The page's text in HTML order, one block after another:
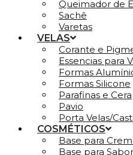
Queimador de
Sachê
Varetas
VELAS
Corante e
Essencias para
Formas
Formas Silicone
Parafinas e Cera
Pavio
Porta Velas/
COSMÉTICOS
Base para
Base para